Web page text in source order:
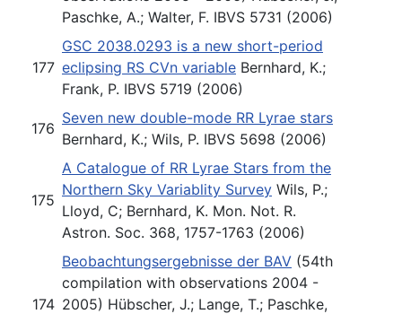
Paschke, A.; Walter, F. IBVS 5731 (2006)
177
GSC 2038.0293 is a new short-period
eclipsing RS CVn variable Bernhard, K.;
Frank, P. IBVS 5719 (2006)
176
Seven new double-mode RR Lyrae stars
Bernhard, K.; Wils, P. IBVS 5698 (2006)
175
A Catalogue of RR Lyrae Stars from the
Northern Sky Variablity Survey Wils, P.;
Lloyd, C; Bernhard, K. Mon. Not. R.
Astron. Soc. 368, 1757-1763 (2006)
174
Beobachtungsergebnisse der BAV (54th
compilation with observations 2004 -
2005) Hübscher, J.; Lange, T.; Paschke,